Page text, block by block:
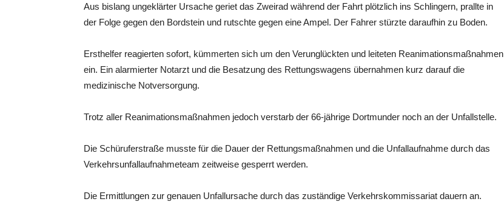
Aus bislang ungeklärter Ursache geriet das Zweirad während der Fahrt plötzlich ins Schlingern, prallte in
der Folge gegen den Bordstein und rutschte gegen eine Ampel. Der Fahrer stürzte daraufhin zu Boden.
Ersthelfer reagierten sofort, kümmerten sich um den Verunglückten und leiteten Reanimationsmaßnahmen
ein. Ein alarmierter Notarzt und die Besatzung des Rettungswagens übernahmen kurz darauf die
medizinische Notversorgung.
Trotz aller Reanimationsmaßnahmen jedoch verstarb der 66-jährige Dortmunder noch an der Unfallstelle.
Die Schüruferstraße musste für die Dauer der Rettungsmaßnahmen und die Unfallaufnahme durch das
Verkehrsunfallaufnahmeteam zeitweise gesperrt werden.
Die Ermittlungen zur genauen Unfallursache durch das zuständige Verkehrskommissariat dauern an.